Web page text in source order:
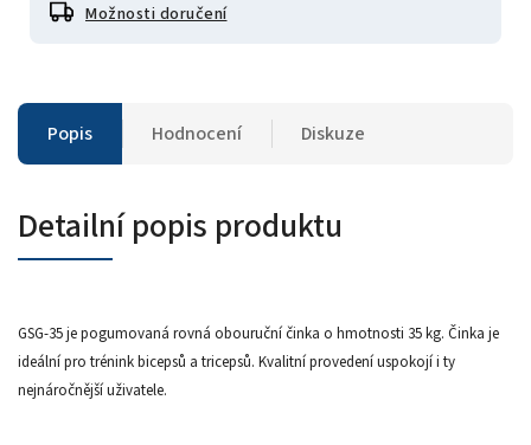
Možnosti doručení
Popis Hodnocení Diskuze
Detailní popis produktu
GSG-35 je pogumovaná rovná obouruční činka o hmotnosti 35 kg. Činka je
ideální pro trénink bicepsů a tricepsů. Kvalitní provedení uspokojí i ty
nejnáročnější uživatele.